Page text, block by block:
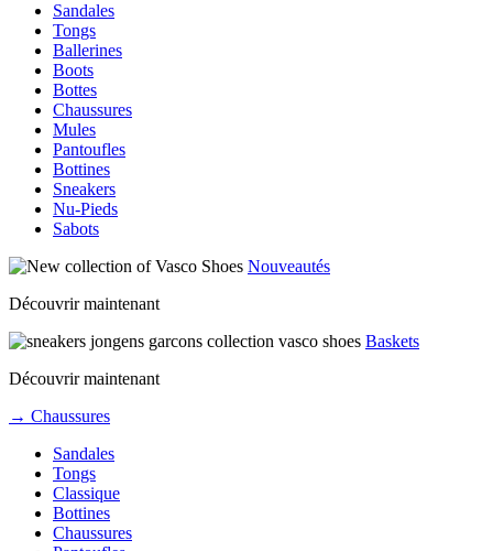
Sandales
Tongs
Ballerines
Boots
Bottes
Chaussures
Mules
Pantoufles
Bottines
Sneakers
Nu-Pieds
Sabots
Nouveautés
Découvrir maintenant
Baskets
Découvrir maintenant
→ Chaussures
Sandales
Tongs
Classique
Bottines
Chaussures